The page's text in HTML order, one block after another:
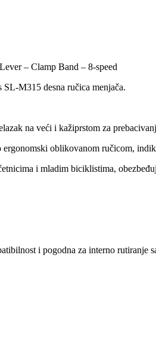
– Clamp Band – 8-speed
M315 desna ručica menjača.
na veći i kažiprstom za
oblikovanom ručicom,
i mladim biciklistima,
i pogodna za interno rutiranje